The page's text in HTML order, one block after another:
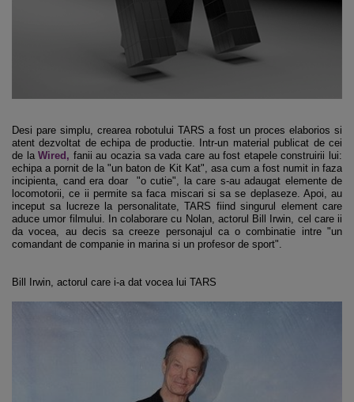
Desi pare simplu, crearea robotului TARS a fost un proces elaborios si
atent dezvoltat de echipa de productie. Intr-un material publicat de cei
de laWired, fanii au ocazia sa vada care au fost etapele construirii lui:
echipa a pornit de la "un baton de Kit Kat", asa cum a fost numit in faza
incipienta, cand era doar "o cutie", la care s-au adaugat elemente de
locomotorii, ce ii permite sa faca miscari si sa se deplaseze. Apoi, au
inceput sa lucreze la personalitate, TARS fiind singurul element care
aduce umor filmului. In colaborare cu Nolan, actorul Bill Irwin, cel care ii
da vocea, au decis sa creeze personajul ca o combinatie intre "un
comandant de companie in marina si un profesor de sport".
Bill Irwin, actorul care i-a dat vocea lui TARS